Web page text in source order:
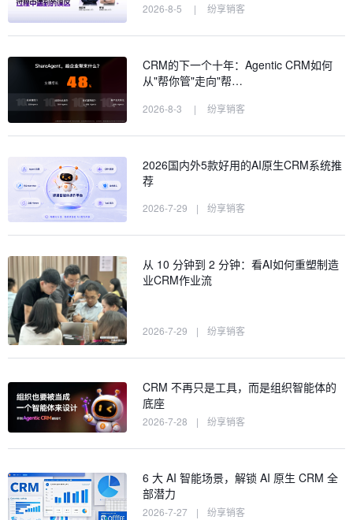
2026-8-5 | 纷享销客
CRM的下一个十年：Agentic CRM如何
从"帮你管"走向"帮…
2026-8-3 | 纷享销客
2026国内外5款好用的AI原生CRM系统推
荐
2026-7-29 | 纷享销客
从 10 分钟到 2 分钟：看AI如何重塑制造
业CRM作业流
2026-7-29 | 纷享销客
CRM 不再只是工具，而是组织智能体的
底座
2026-7-28 | 纷享销客
6 大 AI 智能场景，解锁 AI 原生 CRM 全
部潜力
2026-7-27 | 纷享销客